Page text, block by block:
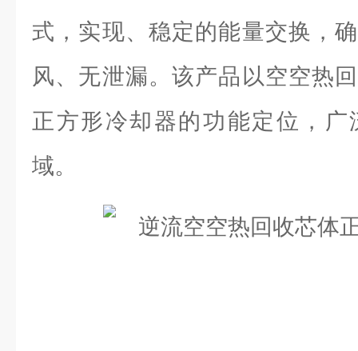
式，实现、稳定的能量交换，
风、无泄漏。该产品以空空热
正方形冷却器的功能定位，
域。